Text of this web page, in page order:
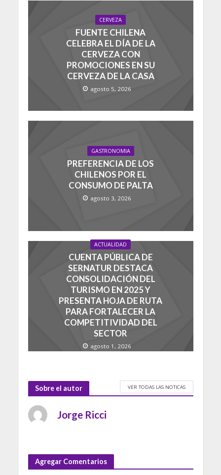
CERVEZA
FUENTE CHILENA
CELEBRA EL DÍA DE LA
CERVEZA CON
PROMOCIONES EN SU
CERVEZA DE LA CASA
agosto 5, 2026
GASTRONOMIA
PREFERENCIA DE LOS
CHILENOS POR EL
CONSUMO DE PALTA
agosto 3, 2026
ACTUALIDAD
CUENTA PÚBLICA DE
SERNATUR DESTACA
CONSOLIDACIÓN DEL
TURISMO EN 2025 Y
PRESENTA HOJA DE RUTA
PARA FORTALECER LA
COMPETITIVIDAD DEL
SECTOR
agosto 1, 2026
Sobre el autor VER TODAS LAS NOTICAS
Jorge Ricci
Agregar Comentarios